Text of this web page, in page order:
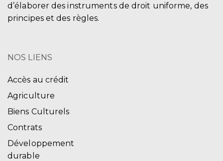
d’élaborer des instruments de droit uniforme, des
principes et des règles.
NOS LIENS
Accès au crédit
Agriculture
Biens Culturels
Contrats
Développement
durable